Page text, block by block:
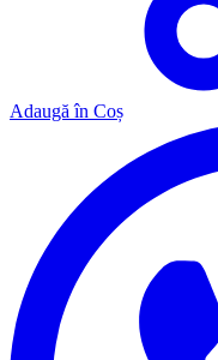
Adaugă în Coș